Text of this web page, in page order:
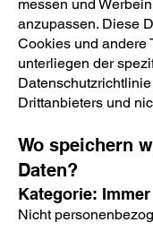
messen und
anzupassen. Diese
Cookies und andere
unterliegen der
Drittanbieters und
Wo speichern
Daten?
Kategorie: Immer
Nicht